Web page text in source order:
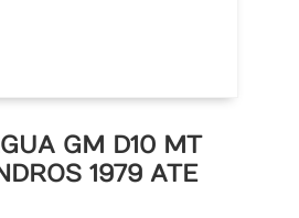
GM D10 MT
1979 ATE